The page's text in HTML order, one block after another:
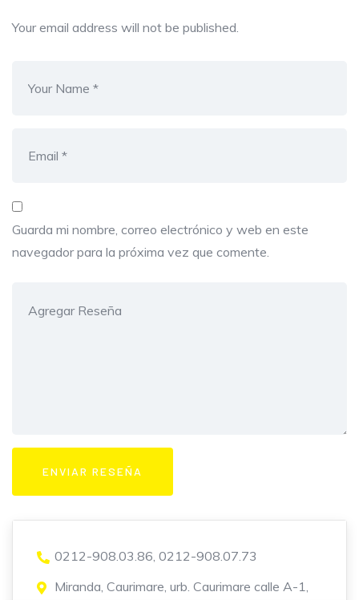
Your email address will not be published.
Guarda mi nombre, correo electrónico y web en este
navegador para la próxima vez que comente.
0212-908.03.86, 0212-908.07.73
Miranda, Caurimare, urb. Caurimare calle A-1,